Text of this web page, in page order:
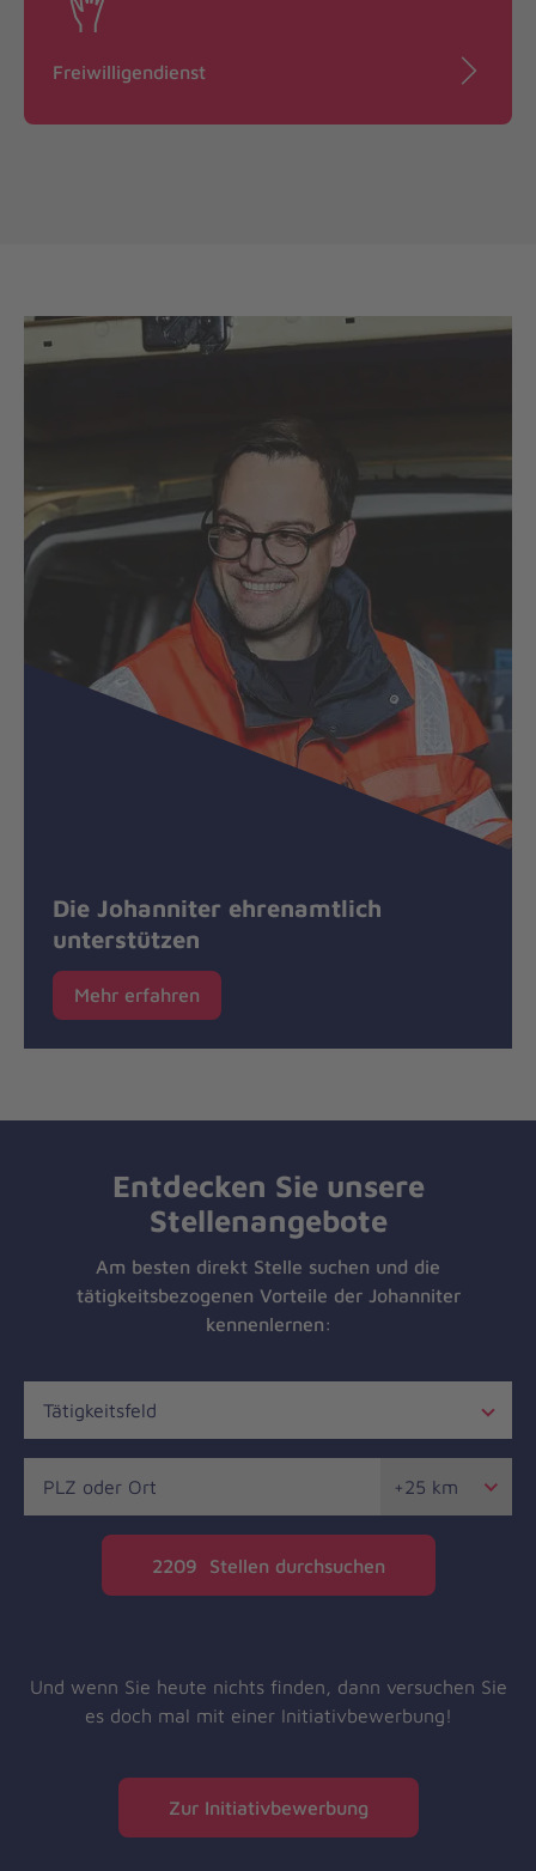
Freiwilligendienst
Die Johanniter ehrenamtlich
unterstützen
Mehr erfahren
Entdecken Sie unsere
Stellenangebote
Am besten direkt Stelle suchen und die
tätigkeitsbezogenen Vorteile der Johanniter
kennenlernen:
Tätigkeitsfeld
Kilometern
2209 Stellen durchsuchen
Und wenn Sie heute nichts finden, dann versuchen Sie
es doch mal mit einer Initiativbewerbung!
Zur Initiativbewerbung